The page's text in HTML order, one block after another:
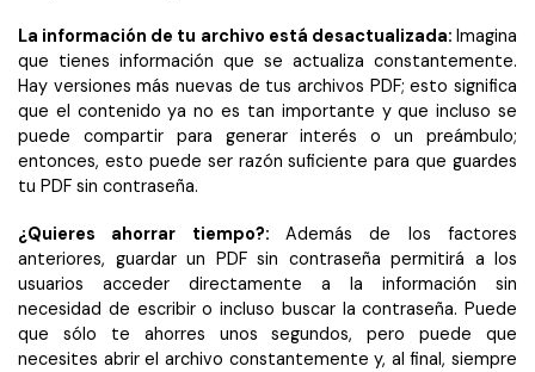
Descuento educativo
Adquiere PDFelement con descuento académico.
Centro de descargas
Descarga las herramientas de PDF.
Actualización
Actualizar a PDFelement V12.
La información de tu archivo está desactualizada: Imagina
que tienes información que se actualiza constantemente.
Hay versiones más nuevas de tus archivos PDF; esto significa
que el contenido ya no es tan importante y que incluso se
puede compartir para generar interés o un preámbulo;
entonces, esto puede ser razón suficiente para que guardes
tu PDF sin contraseña.
¿Quieres ahorrar tiempo?: Además de los factores
anteriores, guardar un PDF sin contraseña permitirá a los
usuarios acceder directamente a la información sin
necesidad de escribir o incluso buscar la contraseña. Puede
que sólo te ahorres unos segundos, pero puede que
necesites abrir el archivo constantemente y, al final, siempre